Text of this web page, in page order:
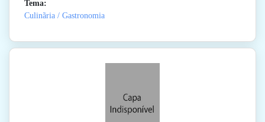
Tema:
Culinãria / Gastronomia